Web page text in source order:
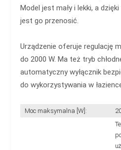
Model jest mały i lekki, a
jest go przenosić.
Urządzenie oferuje regulację
do 2000 W. Ma też tryb
automatyczny wyłącznik
do wykorzystywania w
Moc maksymalna [W]: